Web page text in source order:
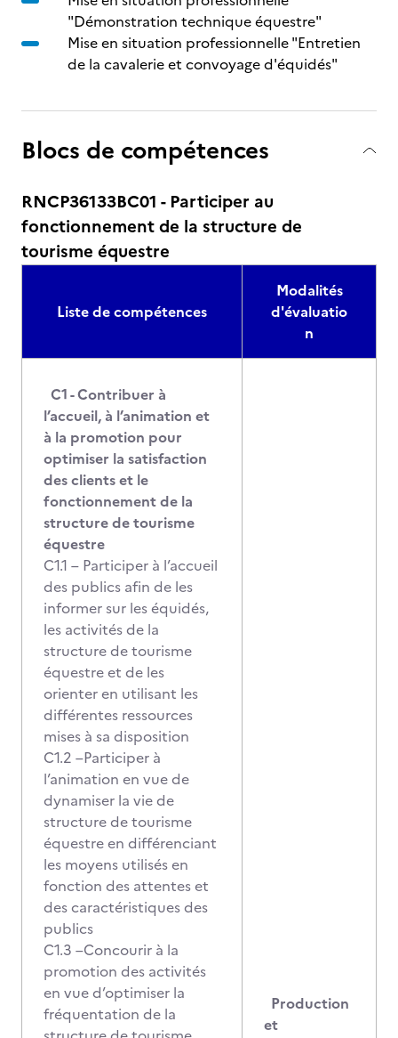
"Démonstration technique équestre"
Mise en situation professionnelle "Entretien
de la cavalerie et convoyage d'équidés"
Blocs de compétences
RNCP36133BC01 - Participer au
fonctionnement de la structure de
tourisme équestre
Liste de compétences
Modalités
d'évaluatio
n
C1 - Contribuer à
l’accueil, à l’animation et
à la promotion pour
optimiser la satisfaction
des clients et le
fonctionnement de la
structure de tourisme
équestre
C1.1 – Participer à l’accueil
des publics afin de les
informer sur les équidés,
les activités de la
structure de tourisme
équestre et de les
orienter en utilisant les
différentes ressources
mises à sa disposition
C1.2 –Participer à
l’animation en vue de
dynamiser la vie de
structure de tourisme
équestre en différenciant
les moyens utilisés en
fonction des attentes et
des caractéristiques des
publics
C1.3 –Concourir à la
promotion des activités
en vue d’optimiser la
fréquentation de la
Production
et